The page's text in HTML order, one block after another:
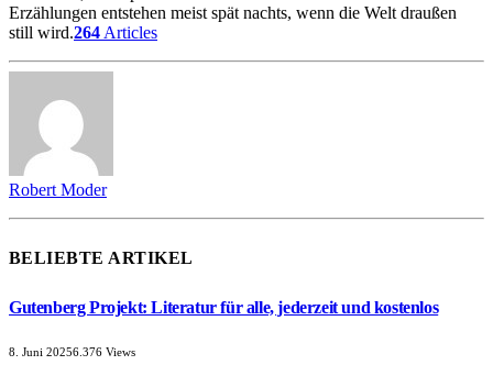
Erzählungen entstehen meist spät nachts, wenn die Welt draußen
still wird.264 Articles
Robert Moder
BELIEBTE ARTIKEL
Gutenberg Projekt: Literatur für alle, jederzeit und kostenlos
8. Juni 20256.376 Views